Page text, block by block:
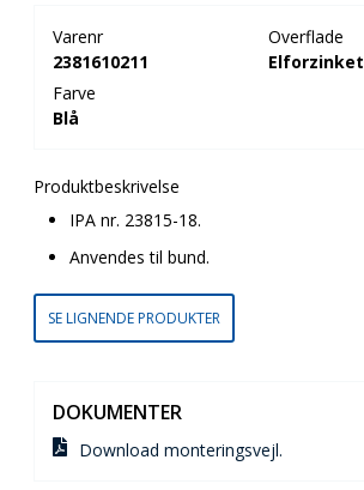
Varenr
2381610211
Overflade
Elforzinket
Farve
Blå
Produktbeskrivelse
IPA nr. 23815-18.
Anvendes til bund.
SE LIGNENDE PRODUKTER
DOKUMENTER
Download monteringsvejl.